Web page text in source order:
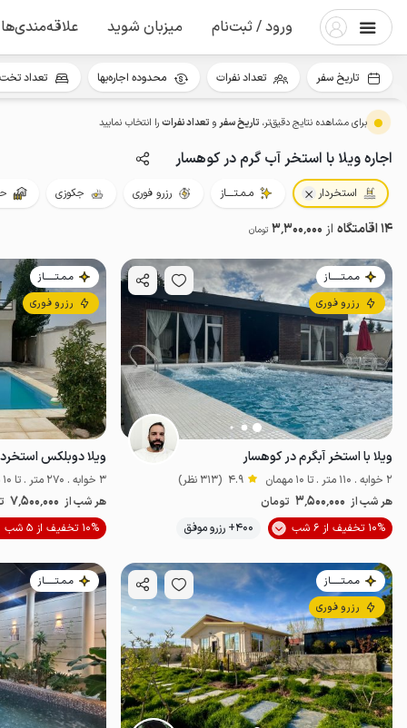
ورود / ثبت‌نام میزبان شوید علاقه‌مندی‌ها
برای مشاهده نتایج دقیق‌تر، تاریخ سفرو تعداد نفراترا انتخاب نمایید
اجاره ویلا با استخر آب گرم در کوهسار
استخردار مـمـتــــاز رزرو فوری جکوزی
14 اقامتگاه از 3٬300٬000 تومان
مـمـتــــــاز
رزرو فوری
ویلا با استخر آبگرم در کوهسار
2 خوابه . 110 متر . تا 10 مهمان 4.9 (313 نظر)
هر شب از 3٬500٬000 تومان
10% تخفیف از 6 شب
400+ رزرو موفق پت‌نواز
مـمـتــــــاز
رزرو فوری
ویلا دوبلکس
3 خوابه . 270 متر . تا 10 مهمان
هر شب از 7٬500٬000
10% تخفیف از 5 شب
مـمـتــــــاز
رزرو فوری
مـمـتــــــاز
تاریخ سفر تعداد نفرات محدوده اجاره‌بها تعداد تخت